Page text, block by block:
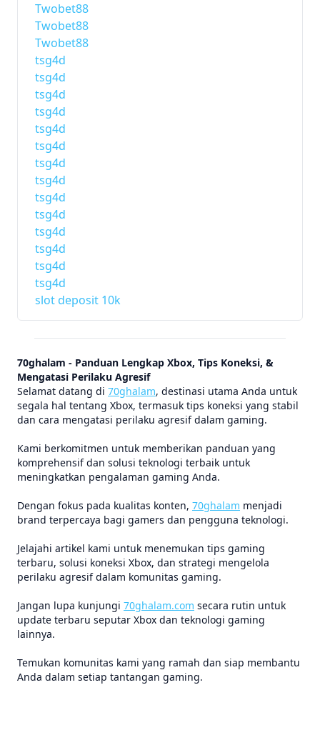
Twobet88
Twobet88
Twobet88
tsg4d
tsg4d
tsg4d
tsg4d
tsg4d
tsg4d
tsg4d
tsg4d
tsg4d
tsg4d
tsg4d
tsg4d
tsg4d
tsg4d
slot deposit 10k
70ghalam - Panduan Lengkap Xbox, Tips Koneksi, &
Mengatasi Perilaku Agresif
Selamat datang di 70ghalam, destinasi utama Anda untuk
segala hal tentang Xbox, termasuk tips koneksi yang stabil
dan cara mengatasi perilaku agresif dalam gaming.
Kami berkomitmen untuk memberikan panduan yang
komprehensif dan solusi teknologi terbaik untuk
meningkatkan pengalaman gaming Anda.
Dengan fokus pada kualitas konten, 70ghalam menjadi
brand terpercaya bagi gamers dan pengguna teknologi.
Jelajahi artikel kami untuk menemukan tips gaming
terbaru, solusi koneksi Xbox, dan strategi mengelola
perilaku agresif dalam komunitas gaming.
Jangan lupa kunjungi 70ghalam.com secara rutin untuk
update terbaru seputar Xbox dan teknologi gaming
lainnya.
Temukan komunitas kami yang ramah dan siap membantu
Anda dalam setiap tantangan gaming.